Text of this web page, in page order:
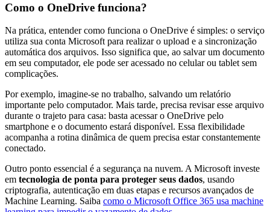
Como o OneDrive funciona?
Na prática, entender como funciona o OneDrive é simples: o serviço
utiliza sua conta Microsoft para realizar o upload e a sincronização
automática dos arquivos. Isso significa que, ao salvar um documento
em seu computador, ele pode ser acessado no celular ou tablet sem
complicações.
Por exemplo, imagine-se no trabalho, salvando um relatório
importante pelo computador. Mais tarde, precisa revisar esse arquivo
durante o trajeto para casa: basta acessar o OneDrive pelo
smartphone e o documento estará disponível. Essa flexibilidade
acompanha a rotina dinâmica de quem precisa estar constantemente
conectado.
Outro ponto essencial é a segurança na nuvem. A Microsoft investe
em tecnologia de ponta para proteger seus dados, usando
criptografia, autenticação em duas etapas e recursos avançados de
Machine Learning. Saiba como o Microsoft Office 365 usa machine